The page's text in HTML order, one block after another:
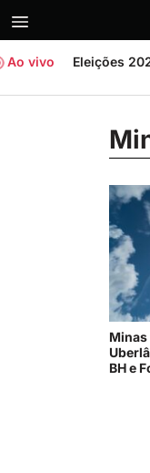
Ao vivo Eleições
BH e